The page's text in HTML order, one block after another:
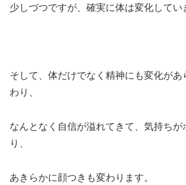
少しづつですが、確実に体は変化してい
そして、体だけでなく精神にも変化があ
わり、
なんとなく自信が溢れてきて、気持ちが
り、
あきらかに顔つきも変わります。